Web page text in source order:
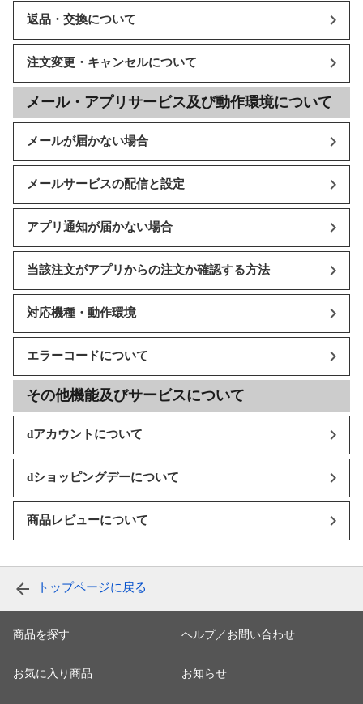
返品・交換について
注文変更・キャンセルについて
メール・アプリサービス及び動作環境について
メールが届かない場合
メールサービスの配信と設定
アプリ通知が届かない場合
当該注文がアプリからの注文か確認する方法
対応機種・動作環境
エラーコードについて
その他機能及びサービスについて
dアカウントについて
dショッピングデーについて
商品レビューについて
トップページに戻る
商品を探す
お気に入り商品
ヘルプ／お問い合わせ
お知らせ